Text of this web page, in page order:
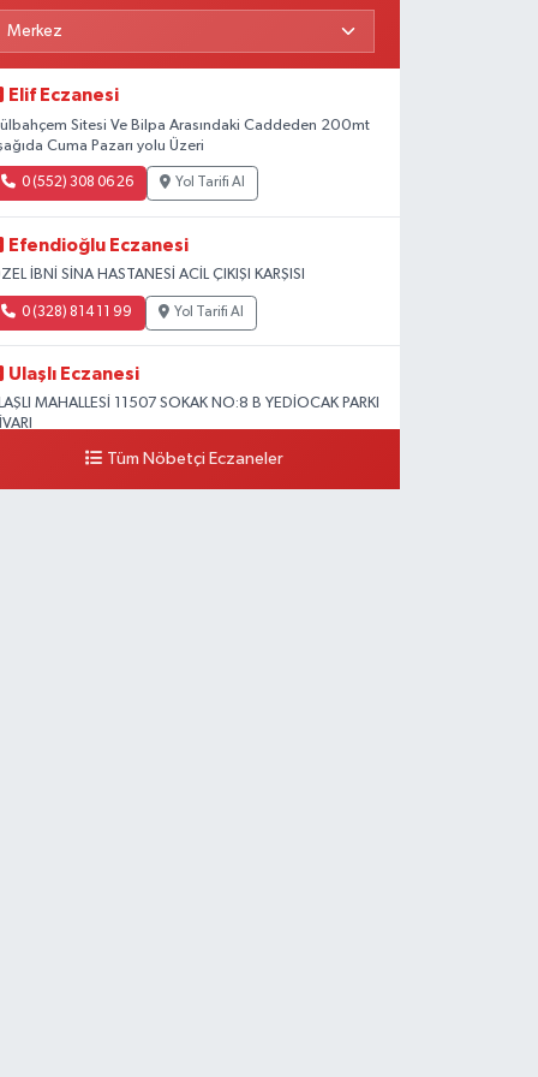
Elif Eczanesi
Sitesi Ve Bilpa Arasındaki Caddeden 200mt
Cuma Pazarı yolu Üzeri
0 (552) 308 06 26 Yol Tarifi Al
Efendioğlu Eczanesi
İBNİ SİNA HASTANESİ ACİL ÇIKIŞI KARŞISI
0 (328) 814 11 99 Yol Tarifi Al
Ulaşlı Eczanesi
MAHALLESİ 11507 SOKAK NO:8 B YEDİOCAK PARKI
0 (546) 158 81 80 Yol Tarifi Al
Tüm Nöbetçi Eczaneler